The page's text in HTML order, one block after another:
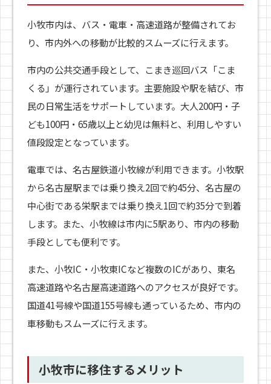
小牧市内は、バス・電車・高速道路が整備されてお
り、市内外への移動が比較的スムーズに行えます。
市内の公共交通手段として、こまき巡回バス「こま
くる」が運行されています。主要施設や駅を結び、市
民の日常生活をサポートしています。大人200円・子
ども100円・65歳以上と幼児は無料と、利用しやすい
値段設定となっています。
電車では、名古屋鉄道小牧線が利用できます。小牧駅
から名古屋駅までは乗り換え2回で約45分、名古屋の
中心街である栄駅までは乗り換え1回で約35分で到着
します。また、小牧線は市内に5駅あり、市内の移動
手段としても便利です。
また、小牧IC・小牧東ICなど複数のICがあり、東名
高速道路や名古屋高速道路へのアクセスが良好です。
国道41号線や国道155号線も通っているため、市内の
車移動もスムーズに行えます。
小牧市に移住するメリット